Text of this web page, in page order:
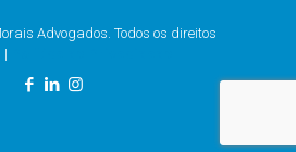
Advogados. Todos os direitos
|